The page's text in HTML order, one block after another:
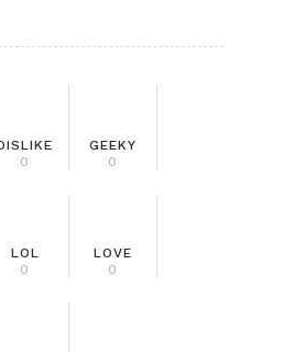
0
GEEKY
0
LOL
0
LOVE
0